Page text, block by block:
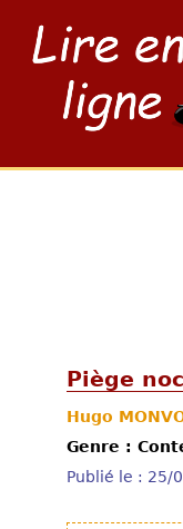
Piège
Hugo
Genre :
Publié le : 25/